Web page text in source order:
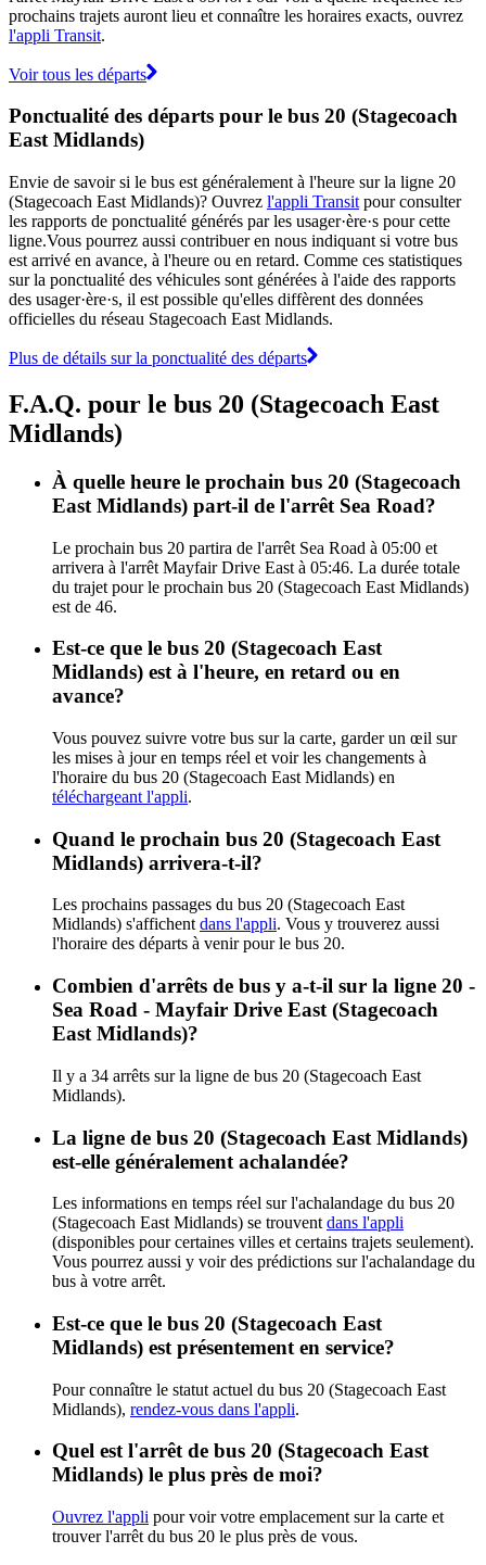
prochains trajets auront lieu et connaître les horaires exacts, ouvrez
l'appli Transit.
Voir tous les départs
Ponctualité des départs pour le bus 20 (Stagecoach
East Midlands)
Envie de savoir si le bus est généralement à l'heure sur la ligne 20
(Stagecoach East Midlands)? Ouvrez l'appli Transit pour consulter
les rapports de ponctualité générés par les usager·ère·s pour cette
ligne.Vous pourrez aussi contribuer en nous indiquant si votre bus
est arrivé en avance, à l'heure ou en retard. Comme ces statistiques
sur la ponctualité des véhicules sont générées à l'aide des rapports
des usager·ère·s, il est possible qu'elles diffèrent des données
officielles du réseau Stagecoach East Midlands.
Plus de détails sur la ponctualité des départs
F.A.Q. pour le bus 20 (Stagecoach East
Midlands)
À quelle heure le prochain bus 20 (Stagecoach
East Midlands) part-il de l'arrêt Sea Road?
Le prochain bus 20 partira de l'arrêt Sea Road à 05:00 et
arrivera à l'arrêt Mayfair Drive East à 05:46. La durée totale
du trajet pour le prochain bus 20 (Stagecoach East Midlands)
est de 46.
Est-ce que le bus 20 (Stagecoach East
Midlands) est à l'heure, en retard ou en
avance?
Vous pouvez suivre votre bus sur la carte, garder un œil sur
les mises à jour en temps réel et voir les changements à
l'horaire du bus 20 (Stagecoach East Midlands) en
téléchargeant l'appli.
Quand le prochain bus 20 (Stagecoach East
Midlands) arrivera-t-il?
Les prochains passages du bus 20 (Stagecoach East
Midlands) s'affichent dans l'appli. Vous y trouverez aussi
l'horaire des départs à venir pour le bus 20.
Combien d'arrêts de bus y a-t-il sur la ligne 20 -
Sea Road - Mayfair Drive East (Stagecoach
East Midlands)?
Il y a 34 arrêts sur la ligne de bus 20 (Stagecoach East
Midlands).
La ligne de bus 20 (Stagecoach East Midlands)
est-elle généralement achalandée?
Les informations en temps réel sur l'achalandage du bus 20
(Stagecoach East Midlands) se trouvent dans l'appli
(disponibles pour certaines villes et certains trajets seulement).
Vous pourrez aussi y voir des prédictions sur l'achalandage du
bus à votre arrêt.
Est-ce que le bus 20 (Stagecoach East
Midlands) est présentement en service?
Pour connaître le statut actuel du bus 20 (Stagecoach East
Midlands), rendez-vous dans l'appli.
Quel est l'arrêt de bus 20 (Stagecoach East
Midlands) le plus près de moi?
Ouvrez l'appli pour voir votre emplacement sur la carte et
trouver l'arrêt du bus 20 le plus près de vous.